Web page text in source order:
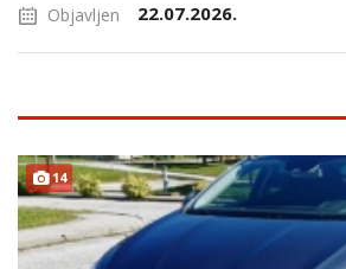
Objavljen 22.07.2026.
14